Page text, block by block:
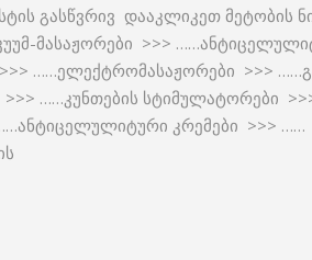
გასწვრივ დააკლიკეთ მეტობის
მასაჟორები >>>
……ელექტრომასაჟორები >>>
……კუნთების სტიმულატორები
კრემები >>> ……